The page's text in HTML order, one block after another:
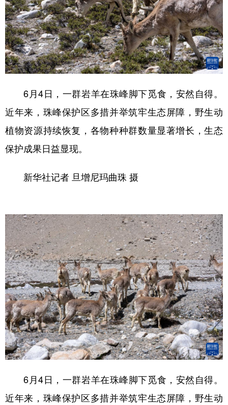
6月4日，一群岩羊在珠峰脚下觅食，安然自得。
近年来，珠峰保护区多措并举筑牢生态屏障，野生动
植物资源持续恢复，各物种种群数量显著增长，生态
保护成果日益显现。
新华社记者 旦增尼玛曲珠 摄
6月4日，一群岩羊在珠峰脚下觅食，安然自得。
近年来，珠峰保护区多措并举筑牢生态屏障，野生动